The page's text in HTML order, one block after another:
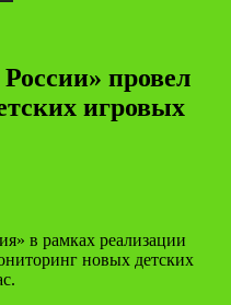
провел
игровых
в рамках реализации
новых детских